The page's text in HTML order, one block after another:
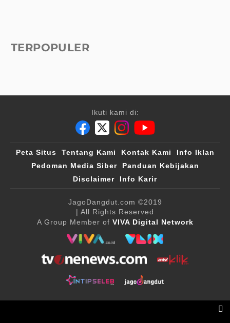
TERPOPULER
Ikuti kami di:
Peta Situs Tentang Kami Kontak Kami
Info Iklan
Pedoman Media Siber
Panduan Kebijakan
Disclaimer
Info Karir
JagoDangdut.com ©2019
| All Rights Reserved
A Group Member of VIVA Digital Network
